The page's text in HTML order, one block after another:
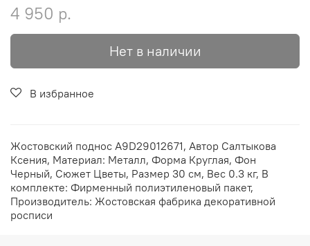
4 950 р.
Нет в наличии
В избранное
Жостовский поднос A9D29012671, Автор Салтыкова
Ксения, Материал: Металл, Форма Круглая, Фон
Черный, Сюжет Цветы, Размер 30 см, Вес 0.3 кг, В
комплекте: Фирменный полиэтиленовый пакет,
Производитель: Жостовская фабрика декоративной
росписи